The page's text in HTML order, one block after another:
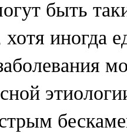
быть
хотя иногда